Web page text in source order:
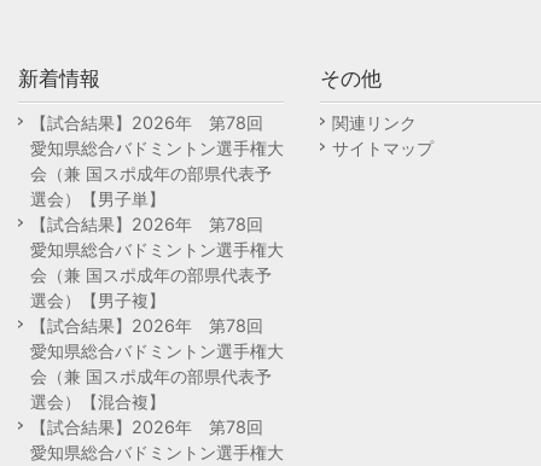
新着情報
【試合結果】2026年 第78回
愛知県総合バドミントン選手権大
会（兼 国スポ成年の部県代表予
選会）【男子単】
【試合結果】2026年 第78回
愛知県総合バドミントン選手権大
会（兼 国スポ成年の部県代表予
選会）【男子複】
【試合結果】2026年 第78回
愛知県総合バドミントン選手権大
会（兼 国スポ成年の部県代表予
選会）【混合複】
【試合結果】2026年 第78回
愛知県総合バドミントン選手権大
その他
関連リンク
サイトマップ